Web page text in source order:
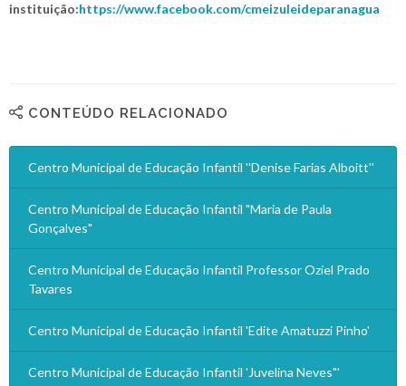
instituição:https://www.facebook.com/cmeizuleideparanagua
CONTEÚDO RELACIONADO
Centro Municipal de Educação Infantil ''Denise Farias Alboitt''
Centro Municipal de Educação Infantil "Maria de Paula
Gonçalves"
Centro Municipal de Educação Infantil Professor Oziel Prado
Tavares
Centro Municipal de Educação Infantil 'Edite Amatuzzi Pinho'
Centro Municipal de Educação Infantil 'Juvelina Neves"'